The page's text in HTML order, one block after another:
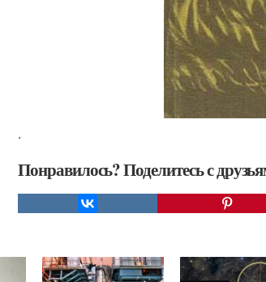
.
Понравилось? Поделитесь с